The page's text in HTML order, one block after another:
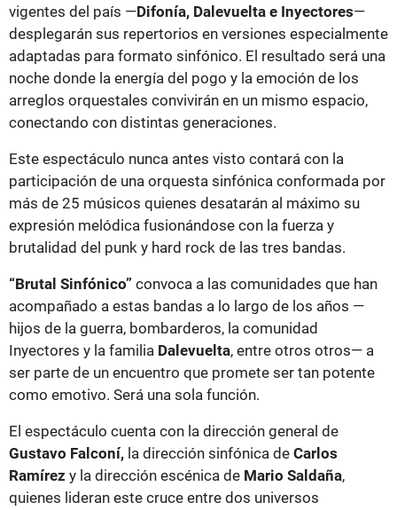
vigentes del país —Difonía, Dalevuelta e Inyectores—
desplegarán sus repertorios en versiones especialmente
adaptadas para formato sinfónico. El resultado será una
noche donde la energía del pogo y la emoción de los
arreglos orquestales convivirán en un mismo espacio,
conectando con distintas generaciones.
Este espectáculo nunca antes visto contará con la
participación de una orquesta sinfónica conformada por
más de 25 músicos quienes desatarán al máximo su
expresión melódica fusionándose con la fuerza y
brutalidad del punk y hard rock de las tres bandas.
“Brutal Sinfónico” convoca a las comunidades que han
acompañado a estas bandas a lo largo de los años —
hijos de la guerra, bombarderos, la comunidad
Inyectores y la familia Dalevuelta, entre otros otros— a
ser parte de un encuentro que promete ser tan potente
como emotivo. Será una sola función.
El espectáculo cuenta con la dirección general de
Gustavo Falconí, la dirección sinfónica de Carlos
Ramírez y la dirección escénica de Mario Saldaña,
quienes lideran este cruce entre dos universos